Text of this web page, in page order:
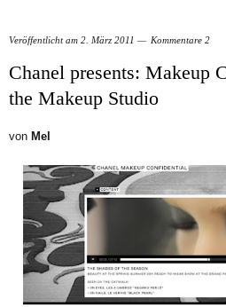
Veröffentlicht am 2. März 2011 Kommentare 2
Chanel presents: Makeup
the Makeup Studio
von Mel